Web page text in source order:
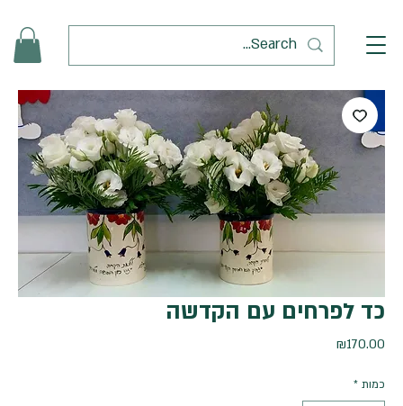
כד לפרחים עם הקדשה
₪170.00
כמות *